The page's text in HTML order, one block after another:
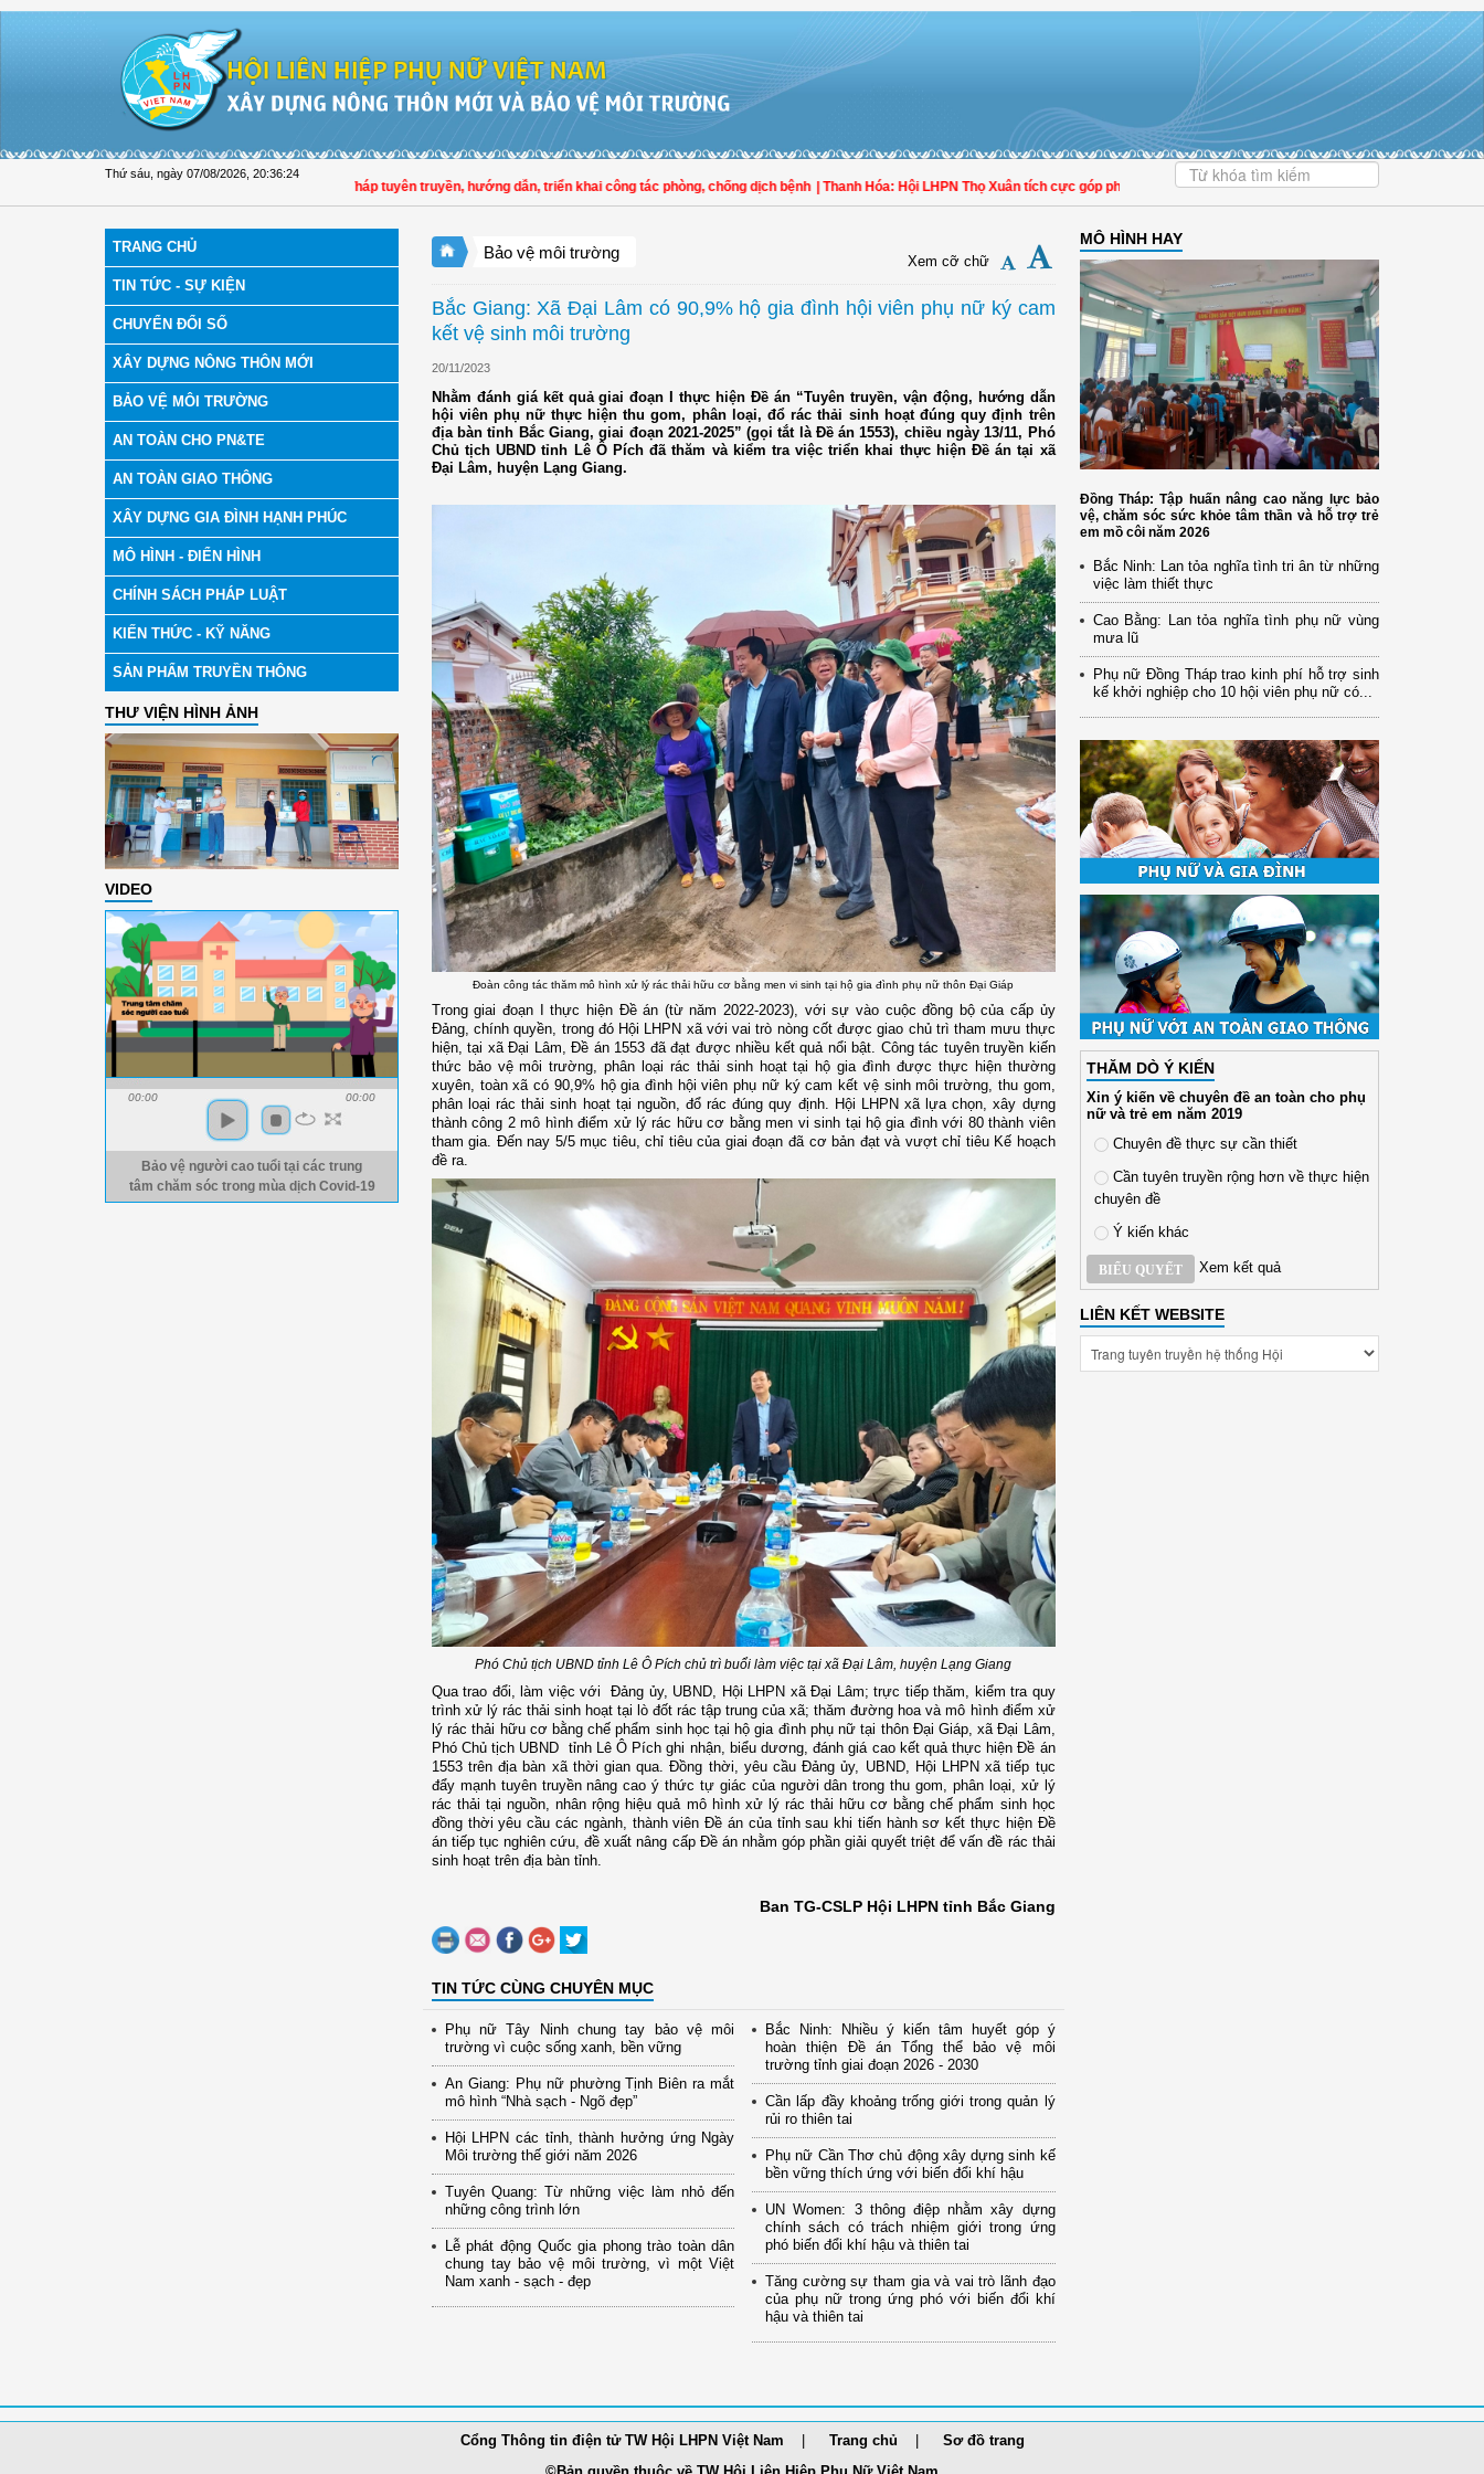
Thứ sáu, ngày 07/08/2026 20:36:25
Hội LHPN tỉnh Đồng Tháp tuyên truyền, hướng dẫn, triển khai công tác phòng, chống dịch bệnh | Thanh Hóa: Hội LHPN Thọ Xuân tích cực góp phần nâng cao tỷ lệ người dân tham gia bảo hiểm y tế
TRANG CHỦ
TIN TỨC - SỰ KIỆN
CHUYỂN ĐỔI SỐ
XÂY DỰNG NÔNG THÔN MỚI
BẢO VỆ MÔI TRƯỜNG
AN TOÀN CHO PN&TE
AN TOÀN GIAO THÔNG
XÂY DỰNG GIA ĐÌNH HẠNH PHÚC
MÔ HÌNH - ĐIỂN HÌNH
CHÍNH SÁCH PHÁP LUẬT
KIẾN THỨC - KỸ NĂNG
SẢN PHẨM TRUYỀN THÔNG
THƯ VIỆN HÌNH ẢNH
VIDEO
00:00 00:00
Bảo vệ người cao tuổi tại các trung
tâm chăm sóc trong mùa dịch Covid-19
Bảo vệ môi trường Xem cỡ chữ
Bắc Giang: Xã Đại Lâm có 90,9% hộ gia đình hội viên phụ nữ ký cam
kết vệ sinh môi trường
20/11/2023
Nhằm đánh giá kết quả giai đoạn I thực hiện Đề án “Tuyên truyền, vận động, hướng dẫn
hội viên phụ nữ thực hiện thu gom, phân loại, đổ rác thải sinh hoạt đúng quy định trên
địa bàn tỉnh Bắc Giang, giai đoạn 2021-2025” (gọi tắt là Đề án 1553), chiều ngày 13/11, Phó
Chủ tịch UBND tỉnh Lê Ô Pích đã thăm và kiểm tra việc triển khai thực hiện Đề án tại xã
Đại Lâm, huyện Lạng Giang.
Đoàn công tác thăm mô hình xử lý rác thải hữu cơ bằng men vi sinh tại hộ gia đình phụ nữ thôn Đại Giáp
Trong giai đoạn I thực hiện Đề án (từ năm 2022-2023), với sự vào cuộc đồng bộ của cấp ủy
Đảng, chính quyền, trong đó Hội LHPN xã với vai trò nòng cốt được giao chủ trì tham mưu thực
hiện, tại xã Đại Lâm, Đề án 1553 đã đạt được nhiều kết quả nổi bật. Công tác tuyên truyền kiến
thức bảo vệ môi trường, phân loại rác thải sinh hoạt tại hộ gia đình được thực hiện thường
xuyên, toàn xã có 90,9% hộ gia đình hội viên phụ nữ ký cam kết vệ sinh môi trường, thu gom,
phân loại rác thải sinh hoạt tại nguồn, đổ rác đúng quy định. Hội LHPN xã lựa chọn, xây dựng
thành công 2 mô hình điểm xử lý rác hữu cơ bằng men vi sinh tại hộ gia đình với 80 thành viên
tham gia. Đến nay 5/5 mục tiêu, chỉ tiêu của giai đoạn đã cơ bản đạt và vượt chỉ tiêu Kế hoạch
đề ra.
Phó Chủ tịch UBND tỉnh Lê Ô Pích chủ trì buổi làm việc tại xã Đại Lâm, huyện Lạng Giang
Qua trao đổi, làm việc với Đảng ủy, UBND, Hội LHPN xã Đại Lâm; trực tiếp thăm, kiểm tra quy
trình xử lý rác thải sinh hoạt tại lò đốt rác tập trung của xã; thăm đường hoa và mô hình điểm xử
lý rác thải hữu cơ bằng chế phẩm sinh học tại hộ gia đình phụ nữ tại thôn Đại Giáp, xã Đại Lâm,
Phó Chủ tịch UBND tỉnh Lê Ô Pích ghi nhận, biểu dương, đánh giá cao kết quả thực hiện Đề án
1553 trên địa bàn xã thời gian qua. Đồng thời, yêu cầu Đảng ủy, UBND, Hội LHPN xã tiếp tục
đẩy mạnh tuyên truyền nâng cao ý thức tự giác của người dân trong thu gom, phân loại, xử lý
rác thải tại nguồn, nhân rộng hiệu quả mô hình xử lý rác thải hữu cơ bằng chế phẩm sinh học
đồng thời yêu cầu các ngành, thành viên Đề án của tỉnh sau khi tiến hành sơ kết thực hiện Đề
án tiếp tục nghiên cứu, đề xuất nâng cấp Đề án nhằm góp phần giải quyết triệt để vấn đề rác thải
sinh hoạt trên địa bàn tỉnh.
Ban TG-CSLP Hội LHPN tỉnh Bắc Giang
TIN TỨC CÙNG CHUYÊN MỤC
Phụ nữ Tây Ninh chung tay bảo vệ môi
trường vì cuộc sống xanh, bền vững
An Giang: Phụ nữ phường Tịnh Biên ra mắt
mô hình “Nhà sạch - Ngõ đẹp”
Hội LHPN các tỉnh, thành hưởng ứng Ngày
Môi trường thế giới năm 2026
Tuyên Quang: Từ những việc làm nhỏ đến
những công trình lớn
Lễ phát động Quốc gia phong trào toàn dân
chung tay bảo vệ môi trường, vì một Việt
Nam xanh - sạch - đẹp
Bắc Ninh: Nhiều ý kiến tâm huyết góp ý
hoàn thiện Đề án Tổng thể bảo vệ môi
trường tỉnh giai đoạn 2026 - 2030
Cần lấp đầy khoảng trống giới trong quản lý
rủi ro thiên tai
Phụ nữ Cần Thơ chủ động xây dựng sinh kế
bền vững thích ứng với biến đổi khí hậu
UN Women: 3 thông điệp nhằm xây dựng
chính sách có trách nhiệm giới trong ứng
phó biến đổi khí hậu và thiên tai
Tăng cường sự tham gia và vai trò lãnh đạo
của phụ nữ trong ứng phó với biến đổi khí
hậu và thiên tai
MÔ HÌNH HAY
Đồng Tháp: Tập huấn nâng cao năng lực bảo
vệ, chăm sóc sức khỏe tâm thần và hỗ trợ trẻ
em mồ côi năm 2026
Bắc Ninh: Lan tỏa nghĩa tình tri ân từ những
việc làm thiết thực
Cao Bằng: Lan tỏa nghĩa tình phụ nữ vùng
mưa lũ
Phụ nữ Đồng Tháp trao kinh phí hỗ trợ sinh
kế khởi nghiệp cho 10 hội viên phụ nữ có...
THĂM DÒ Ý KIẾN
Xin ý kiến về chuyên đề an toàn cho phụ
nữ và trẻ em năm 2019
Chuyên đề thực sự cần thiết
Cần tuyên truyền rộng hơn về thực hiện
chuyên đề
Ý kiến khác
BIỂU QUYẾT Xem kết quả
LIÊN KẾT WEBSITE
Cổng Thông tin điện tử TW Hội LHPN Việt Nam Trang chủ
Sơ đồ trang